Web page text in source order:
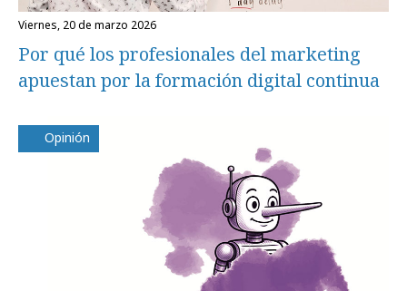
viernes, 20 de marzo 2026
Por qué los profesionales del marketing
apuestan por la formación digital continua
Opinión